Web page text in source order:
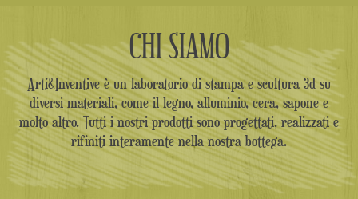
CHI SIAMO
Arti&Inventive è un laboratorio di stampa e scultura 3d su
diversi materiali, come il legno, alluminio, cera, sapone e
molto altro. Tutti i nostri prodotti sono progettati, realizzati e
rifiniti interamente nella nostra bottega.